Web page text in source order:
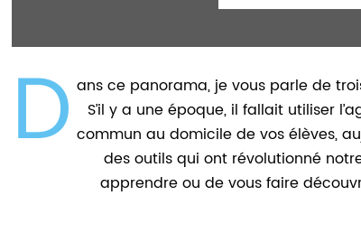
D ans ce panorama, je vous parle de
S’il y a une époque, il fallait utiliser
commun au domicile de vos élèves,
des outils qui ont révolutionné
apprendre ou de vous faire